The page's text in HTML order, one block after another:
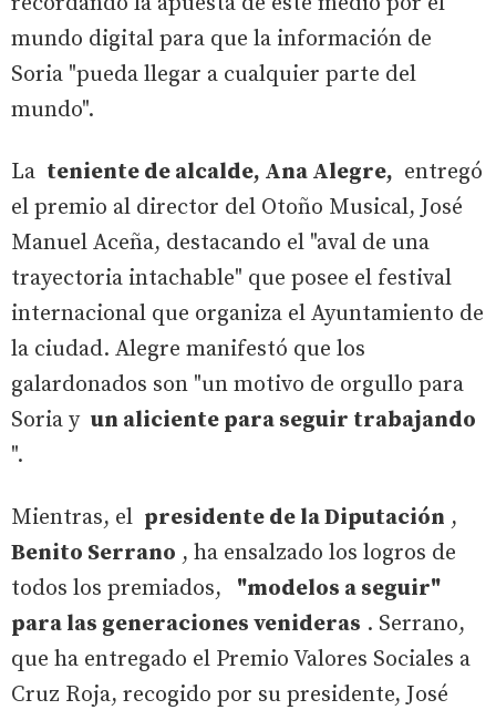
mundo digital para que la información de
Soria "pueda llegar a cualquier parte del
mundo".
La teniente de alcalde, Ana Alegre, entregó
el premio al director del Otoño Musical, José
Manuel Aceña, destacando el "aval de una
trayectoria intachable" que posee el festival
internacional que organiza el Ayuntamiento de
la ciudad. Alegre manifestó que los
galardonados son "un motivo de orgullo para
Soria y un aliciente para seguir trabajando
".
Mientras, el presidente de la Diputación ,
Benito Serrano , ha ensalzado los logros de
todos los premiados,
"modelos a seguir"
para las generaciones venideras . Serrano,
que ha entregado el Premio Valores Sociales a
Cruz Roja, recogido por su presidente, José